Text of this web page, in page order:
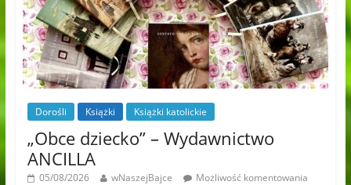
Dorośli Książki Książki katolickie
„Obce dziecko” – Wydawnictwo
ANCILLA
05/08/2026 wNaszejBajce
Możliwość komentowania